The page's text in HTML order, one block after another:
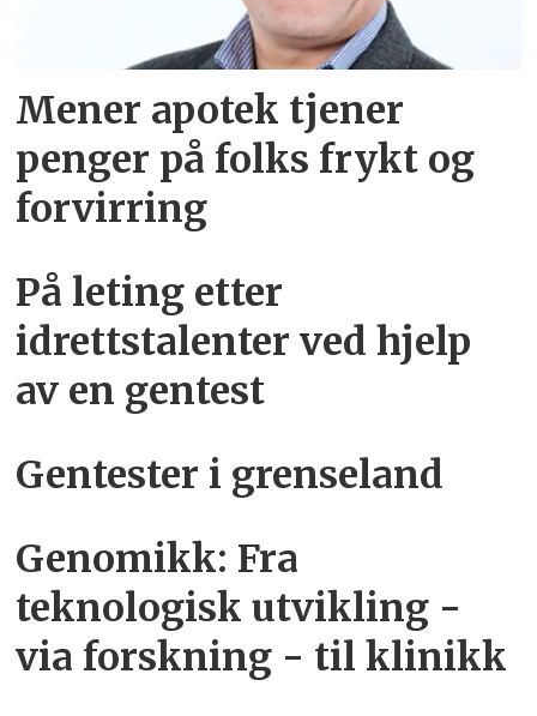
Mener apotek tjener
penger på folks frykt og
forvirring
På leting etter
idrettstalenter ved hjelp
av en gentest
Gentester i grenseland
Genomikk: Fra
teknologisk utvikling -
via forskning - til klinikk